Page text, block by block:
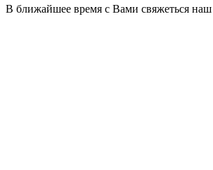
В ближайшее время с Вами свяжеться наш